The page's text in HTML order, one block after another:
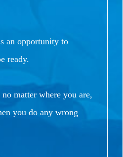
an opportunity to
ready.
matter where you are,
you do any wrong